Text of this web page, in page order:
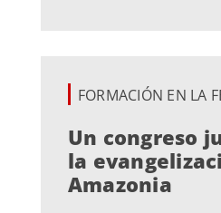
FORMACIÓN EN LA
Un congreso
la
Amazonia